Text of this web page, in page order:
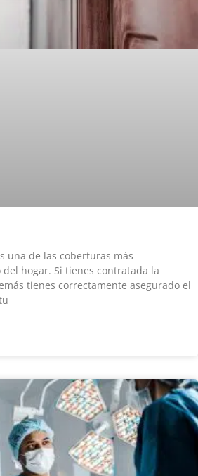
una de las coberturas más
hogar. Si tienes contratada la
tienes correctamente asegurado el